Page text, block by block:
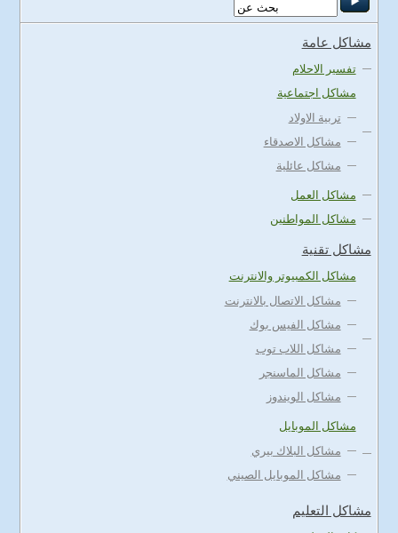
مشاكل عامة
تفسير الاحلام
مشاكل اجتماعية
تربية الاولاد
مشاكل الاصدقاء
مشاكل عائلية
مشاكل العمل
مشاكل المواطنين
مشاكل تقنية
مشاكل الكمبيوتر والانترنت
مشاكل الاتصال بالانترنت
مشاكل الفيس بوك
مشاكل اللاب توب
مشاكل الماسنجر
مشاكل الويندوز
مشاكل الموبايل
مشاكل البلاك بيري
مشاكل الموبايل الصيني
مشاكل التعليم